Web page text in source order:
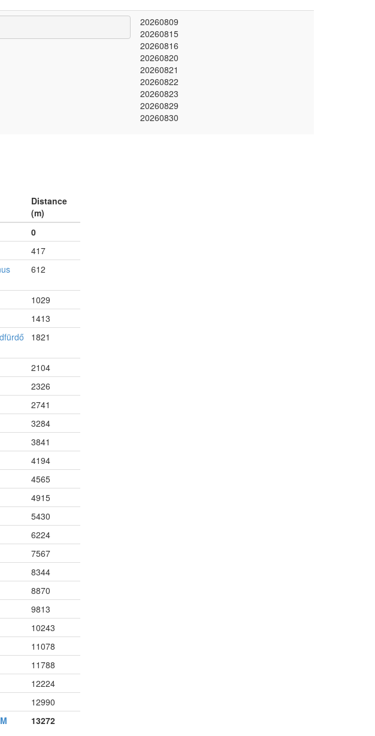
20260809
20260815
20260816
20260820
20260821
20260822
20260823
20260829
20260830
Distance
(m)
0
417
612
1029
1413
1821
2104
2326
2741
3284
3841
4194
4565
4915
5430
6224
7567
8344
8870
9813
10243
11078
11788
12224
12990
13272